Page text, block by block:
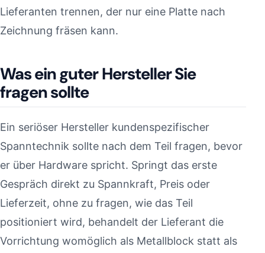
Lieferanten trennen, der nur eine Platte nach
Zeichnung fräsen kann.
Was ein guter Hersteller Sie
fragen sollte
Ein seriöser Hersteller kundenspezifischer
Spanntechnik sollte nach dem Teil fragen, bevor
er über Hardware spricht. Springt das erste
Gespräch direkt zu Spannkraft, Preis oder
Lieferzeit, ohne zu fragen, wie das Teil
positioniert wird, behandelt der Lieferant die
Vorrichtung womöglich als Metallblock statt als